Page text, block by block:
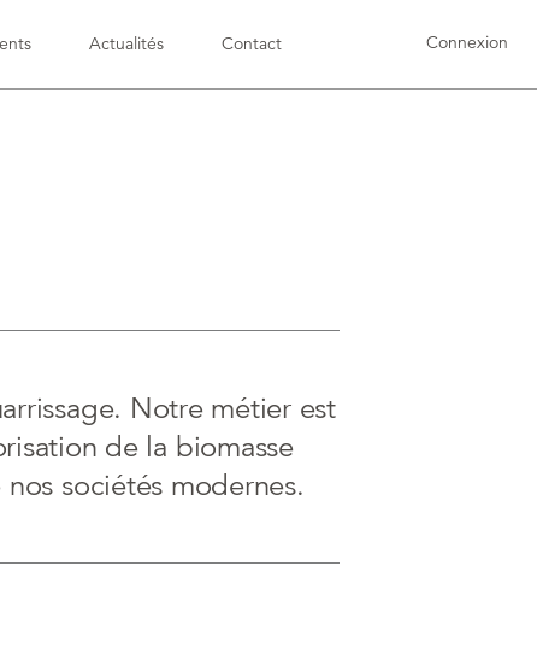
assignment_turned_in
Prises en charge
Actualités Contact Connexion
Notre métier est
de la biomasse
sociétés modernes.